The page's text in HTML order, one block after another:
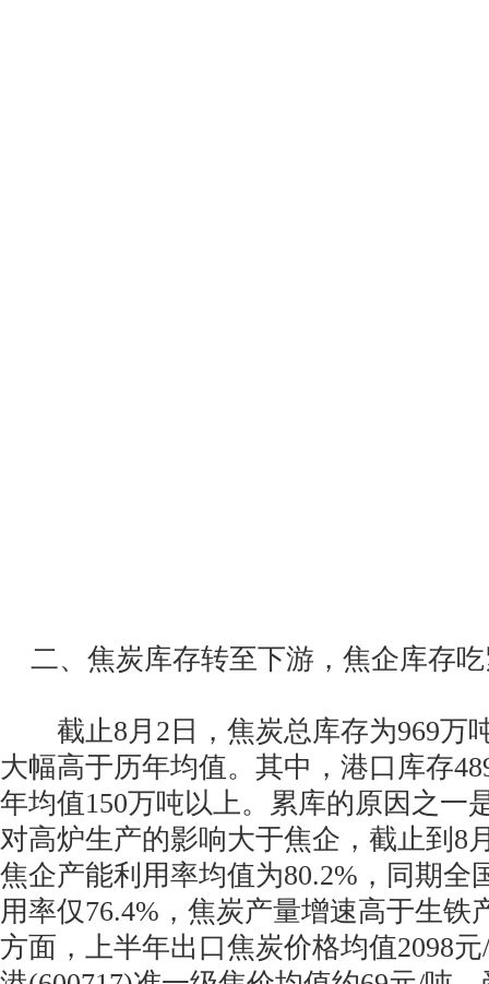
二、焦炭库存转至下游，焦企库存
截止8月2日，焦炭总库存为969万
大幅高于历年均值。其中，港口库存
年均值150万吨以上。累库的原因之一
对高炉生产的影响大于焦企，截止到8
焦企产能利用率均值为80.2%，同期全
用率仅76.4%，焦炭产量增速高于生铁
方面，上半年出口焦炭价格均值2098